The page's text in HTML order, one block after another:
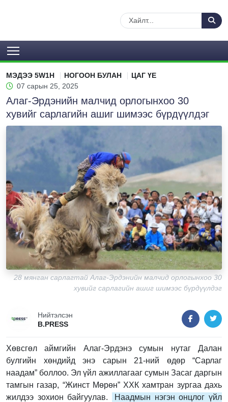
МЭДЭЭ 5W1H НОГООН БУЛАН
ЦАГ ҮЕ
07 сарын 25, 2025
Алаг-Эрдэнийн малчид орлогынхоо 30
хувийг сарлагийн ашиг шимээс бүрдүүлдэг
28 мянган сарлагтай Алаг-Эрдэнийн малчид орлогынхоо 30
хувийг сарлагийн ашиг шимээс бүрдүүлдэг
Нийтэлсэн
B.PRESS
Хөвсгөл аймгийн Алаг-Эрдэнэ сумын нутаг Далан
булгийн хөндийд энэ сарын 21-ний өдөр “Сарлаг
наадам” боллоо. Эл үйл ажиллагааг сумын Засаг даргын
тамгын газар, “Жинст Мөрөн” ХХК хамтран зургаа дахь
жилдээ зохион байгуулав.
Наадмын нэгэн онцлог үйл